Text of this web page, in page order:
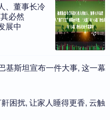
、董事长冷
必然
展中
基斯坦宣布一件大事, 这一幕
困扰, 让家人睡得更香, 云触